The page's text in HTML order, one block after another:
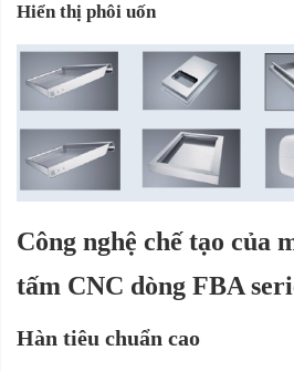
Hiển thị phôi uốn
Công nghệ chế tạo của
tấm CNC dòng FBA
Hàn tiêu chuẩn cao